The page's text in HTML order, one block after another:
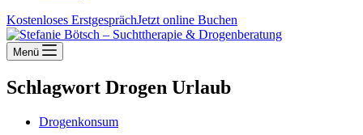
Kostenloses ErstgesprächJetzt online Buchen
Menü
Schlagwort Drogen Urlaub
Drogenkonsum